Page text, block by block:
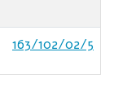
163/102/02/5